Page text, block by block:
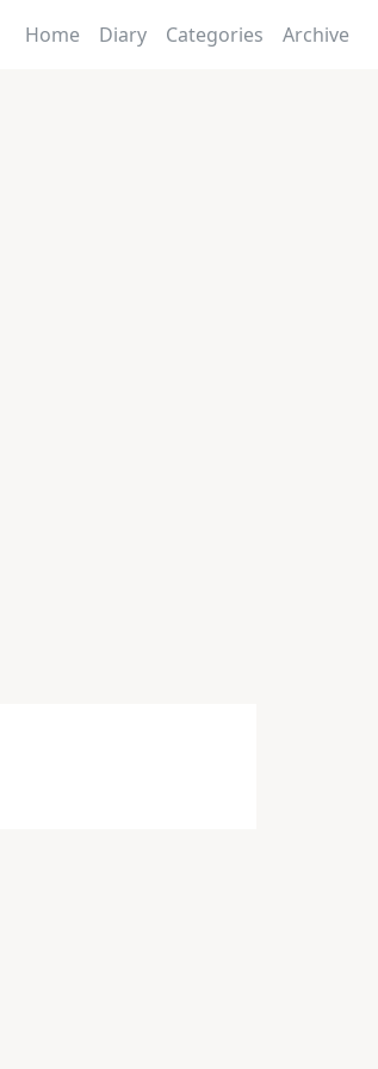
Home Diary Categories Archive